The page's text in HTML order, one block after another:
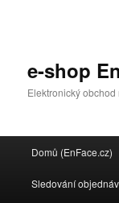
e-shop
Elektronický
Skip to primary
Skip to
Domů (EnFace.cz)
Sledování